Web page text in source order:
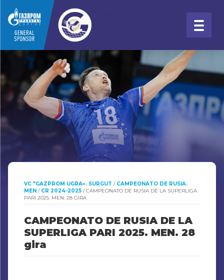
VC "GAZPROM UGRA». SURGUT / CAMPEONATO DE RUSIA.
MEN / CR 2024-2025 /CAMPEONATO DE RUSIA DE LA SUPERLIGA
PARI 2025. MEN. 28 GIRA
CAMPEONATO DE RUSIA DE LA
SUPERLIGA PARI 2025. MEN. 28
gira